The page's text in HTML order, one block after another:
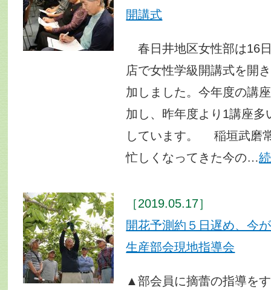
開講式
春日井地区女性部は16
店で女性学級開講式を開
加しました。今年度の講
加し、昨年度より1講座多
しています。 稲垣武磨
忙しくなってきた今の…
［2019.05.17］
開花予測約５日遅め、
生産部会現地指導会
▲部会員に摘蕾の指導を